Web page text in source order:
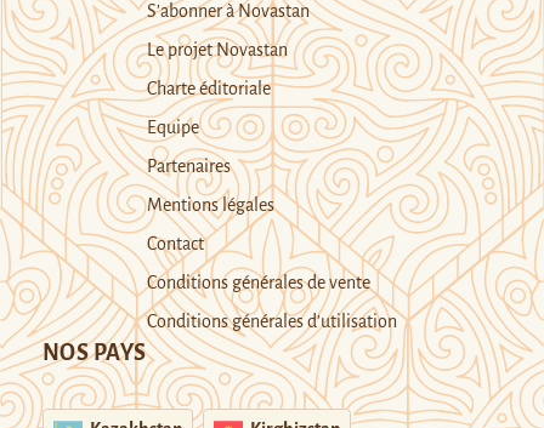
S’abonner à Novastan
Le projet Novastan
Charte éditoriale
Equipe
Partenaires
Mentions légales
Contact
Conditions générales de vente
Conditions générales d’utilisation
NOS PAYS